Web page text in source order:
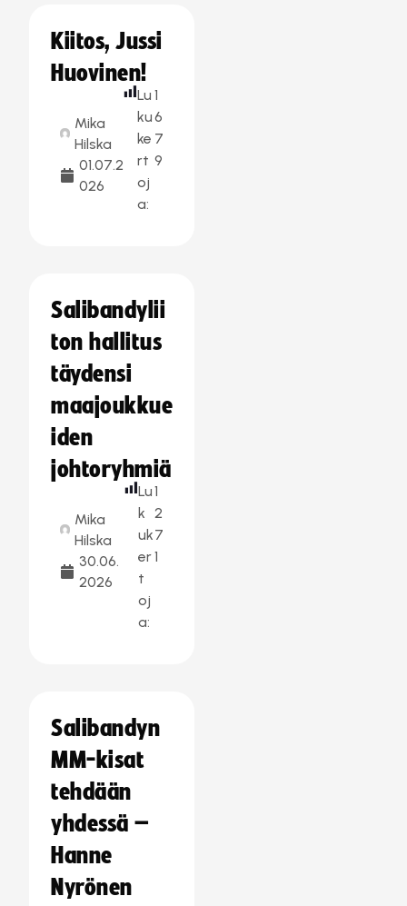
Kiitos, Jussi
Huovinen!
Mika
Hilska
01.07.2
026
Lu
ku
ke
rt
oj
a:
1
6
7
9
Salibandylii
ton hallitus
täydensi
maajoukkue
iden
johtoryhmiä
Mika
Hilska
30.06.
2026
Lu
k
uk
er
t
oj
a:
1
2
7
1
Salibandyn
MM-kisat
tehdään
yhdessä –
Hanne
Nyrönen